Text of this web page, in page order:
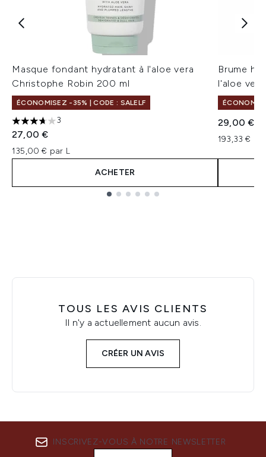
Masque fondant hydratant à l'aloe vera
Christophe Robin 200 ml
ÉCONOMISEZ -35% | CODE : SALELF
3.67 étoiles sur un maximum de 5
3
27,00 €
135,00 € par L
ACHETER
Brume
l'aloe
29,00 €
193,33 €
TOUS LES AVIS CLIENTS
Il n'y a actuellement aucun avis.
CRÉER UN AVIS
INSCRIVEZ-VOUS À NOTRE NEWSLETTER